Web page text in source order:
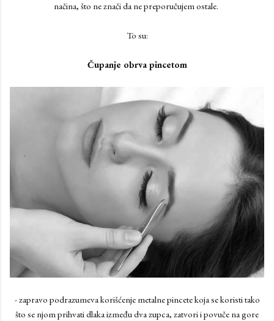
načina, što ne znači da ne preporučujem ostale.
To su:
Čupanje obrva pincetom
- zapravo podrazumeva korišćenje metalne pincete koja se koristi tako
što se njom prihvati dlaka između dva zupca, zatvori i povuče na gore